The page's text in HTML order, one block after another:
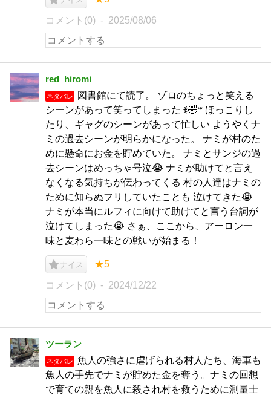
コメント(0) 2025/08/06
red_hiromi
ネタバレ
図書館にて読了。 ゾロのちょっと笑える
シーンがあって笑ってしまった ꉂ🤣𐤔 ほっこりし
たり、ギャグのシーンがあって忙しい ようやくナ
ミの過去シーンが明らかになった。 ナミが村のた
めに懸命にお金を貯めていた。 ナミとサンジの過
去シーンはめっちゃ号泣😭 ナミが助けてと言え
なくなる気持ちが伝わってくる 村の人達はナミの
ために知らぬフリしていたことも 泣けてきた😭
ナミが本当にルフィに向けて助けてと言う台詞が
泣けてしまった😭 さぁ、ここから、アーロン一
味と麦わら一味との戦いが始まる！
ナイス ★5
コメント(0) 2024/12/22
ツーラン
ネタバレ
魚人の強さに虐げられる村人たち、海軍も
魚人の手先でナミが貯めた金を奪う。ナミの回想
で育ての親を魚人に殺され村を救うために測量士